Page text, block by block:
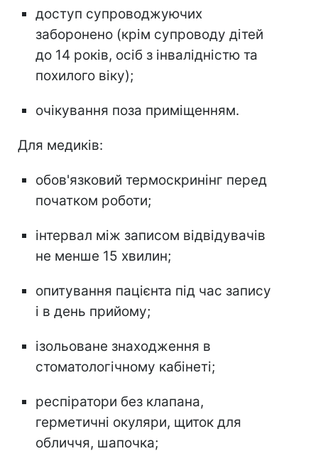
доступ супроводжуючих
заборонено (крім супроводу дітей
до 14 років, осіб з інвалідністю та
похилого віку);
очікування поза приміщенням.
Для медиків:
обов'язковий термоскринінг перед
початком роботи;
інтервал між записом відвідувачів
не менше 15 хвилин;
опитування пацієнта під час запису
і в день прийому;
ізольоване знаходження в
стоматологічному кабінеті;
респіратори без клапана,
герметичні окуляри, щиток для
обличчя, шапочка;